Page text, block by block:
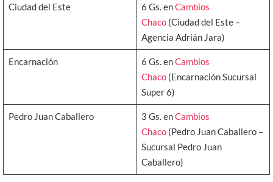
Ciudad del Este 6 Gs. enCambios
Chaco(Ciudad del Este –
Agencia Adrián Jara)
Encarnación 6 Gs. enCambios
Chaco(Encarnación Sucursal
Super 6)
Pedro Juan Caballero 3 Gs. enCambios
Chaco(Pedro Juan Caballero –
Sucursal Pedro Juan
Caballero)